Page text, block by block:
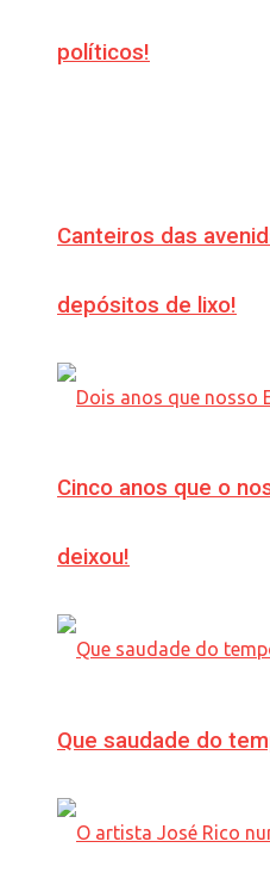
políticos!
Canteiros das
depósitos de lixo!
Cinco anos que o
deixou!
Que saudade do